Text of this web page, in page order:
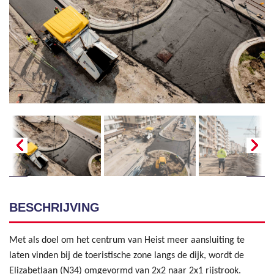
BESCHRIJVING
Met als doel om het centrum van Heist meer aansluiting te
laten vinden bij de toeristische zone langs de dijk, wordt de
Elizabetlaan (N34) omgevormd van 2x2 naar 2x1 rijstrook.